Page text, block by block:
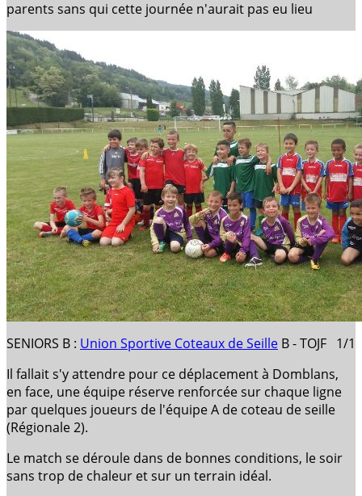
parents sans qui cette journée n'aurait pas eu lieu
SENIORS B : Union Sportive Coteaux de Seille B - TOJF 1/1
Il fallait s'y attendre pour ce déplacement à Domblans,
en face, une équipe réserve renforcée sur chaque ligne
par quelques joueurs de l'équipe A de coteau de seille
(Régionale 2).
Le match se déroule dans de bonnes conditions, le soir
sans trop de chaleur et sur un terrain idéal.